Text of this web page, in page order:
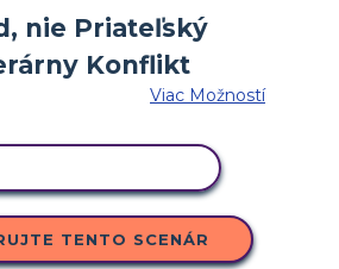
Viac Možností
TENTO SCENÁR